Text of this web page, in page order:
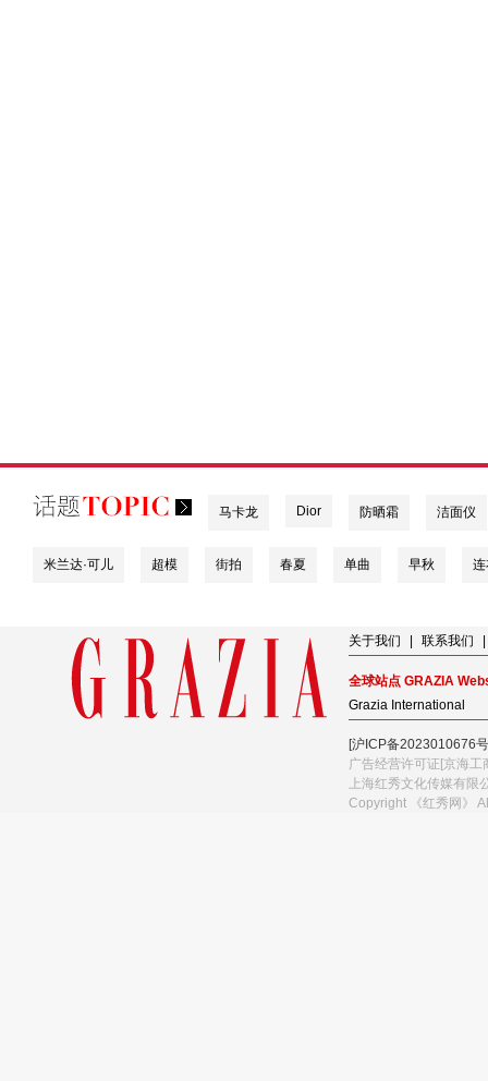
马卡龙 Dior 防晒霜 洁面仪
米兰达·可儿 超模 街拍 春夏 单曲 早秋
关于我们 联系我们
全球站点 GRAZIA
Grazia International
[沪ICP备2023010676
广告经营许可证[京海
上海红秀文化传媒有限
Copyright 《红秀网》